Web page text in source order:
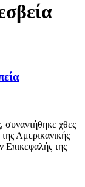
χθες
Αμερικανικής
Επικεφαλής της